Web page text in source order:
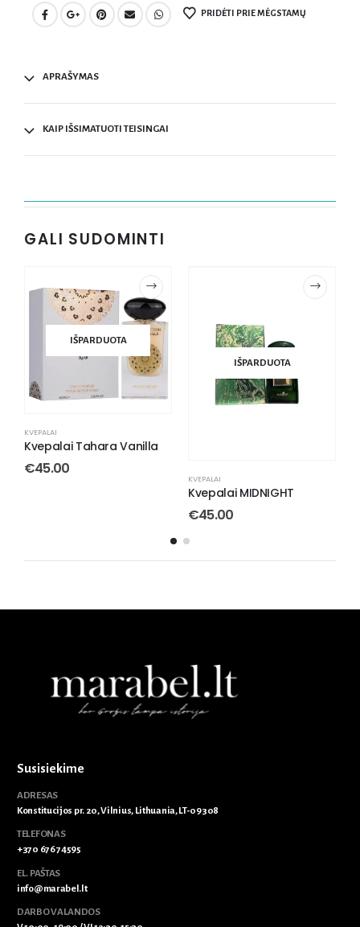
PRIDĖTI PRIE MĖGSTAMŲ
APRAŠYMAS
KAIP IŠSIMATUOTI TEISINGAI
GALI SUDOMINTI
IŠPARDUOTA
Tahara Vanilla
IŠPARDUOTA
Kvepalai MIDNIGHT
Susisiekime
ADRESAS
Konstitucijos pr. 20, Vilnius, Lithuania, LT-09308
TELEFONAS
+370 676 74595
EL. PAŠTAS
info@marabel.lt
DARBO VALANDOS